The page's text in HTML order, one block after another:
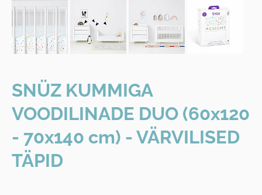
SNÜZ KUMMIGA
VOODILINADE DUO (60x120
- 70x140 cm) - VÄRVILISED
TÄPID